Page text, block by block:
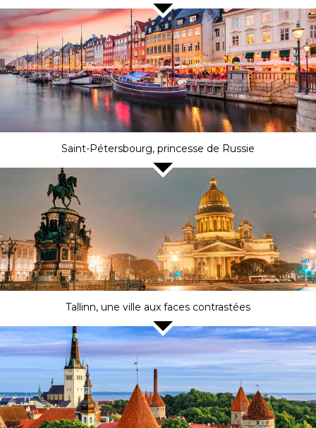
Saint-Pétersbourg, princesse de Russie
Tallinn, une ville aux faces contrastées